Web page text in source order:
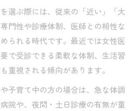
選ぶ際には、従来の「近い」「大
門性や診療体制、医師との相性な
られる時代です。最近では女性医
で受診できる柔軟な体制、生活習
重視される傾向があります。
子育て中の方の場合は、急な体調
院や、夜間・土日診療の有無が重